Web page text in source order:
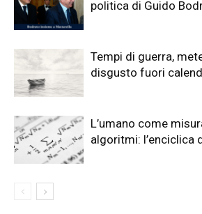
politica di Guido
Tempi di guerra,
disgusto fuori
L’umano come
algoritmi: l’enciclica